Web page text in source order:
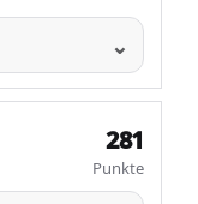
281
Punkte